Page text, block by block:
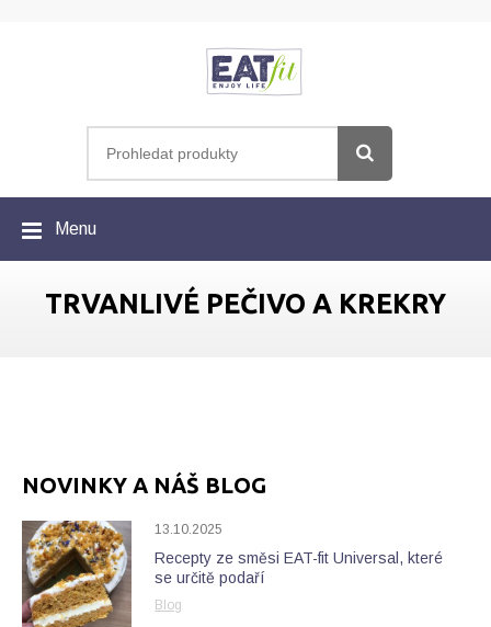
Menu
TRVANLIVÉ PEČIVO A KREKRY
NOVINKY A NÁŠ BLOG
13.10.2025
Recepty ze směsi EAT-fit Universal, které
se určitě podaří
Blog